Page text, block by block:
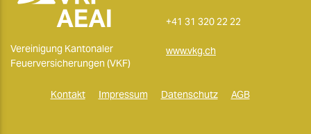
Vereinigung Kantonaler
Feuerversicherungen (VKF)
+41 31 320 22 22
www.vkg.ch
Kontakt Impressum Datenschutz AGB